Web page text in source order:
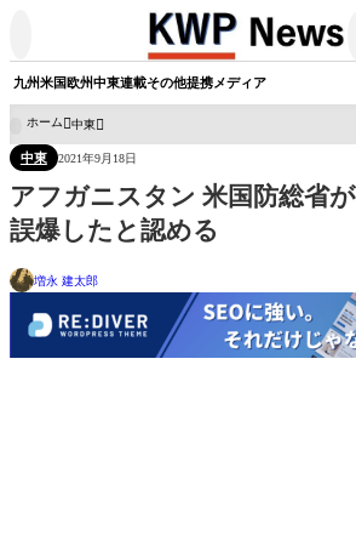
九州米国欧州中東連載その他提携メディア
ホーム 中東
中東 2021年9月18日
アフガニスタン 米国防総省
誤爆したと認める
増永 建太郎